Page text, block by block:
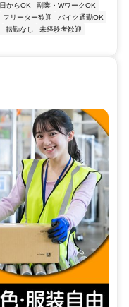
からOK
副業・WワークOK
フリーター歓迎
バイク通勤OK
転勤なし
未経験者歓迎